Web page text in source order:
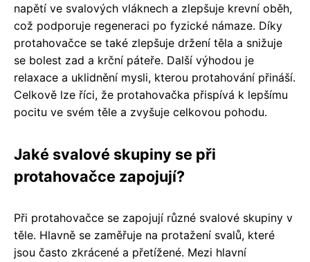
napětí ve svalových vláknech a zlepšuje krevní oběh,
což podporuje regeneraci po fyzické námaze. Díky
protahovačce se také zlepšuje držení těla a snižuje
se bolest zad a krční páteře. Další výhodou je
relaxace a uklidnění mysli, kterou protahování přináší.
Celkově lze říci, že protahovačka přispívá k lepšímu
pocitu ve svém těle a zvyšuje celkovou pohodu.
Jaké svalové skupiny se při
protahovačce zapojují?
Při protahovačce se zapojují různé svalové skupiny v
těle. Hlavně se zaměřuje na protažení svalů, které
jsou často zkrácené a přetížené. Mezi hlavní